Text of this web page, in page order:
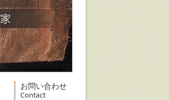
お問い合わせ
Contact